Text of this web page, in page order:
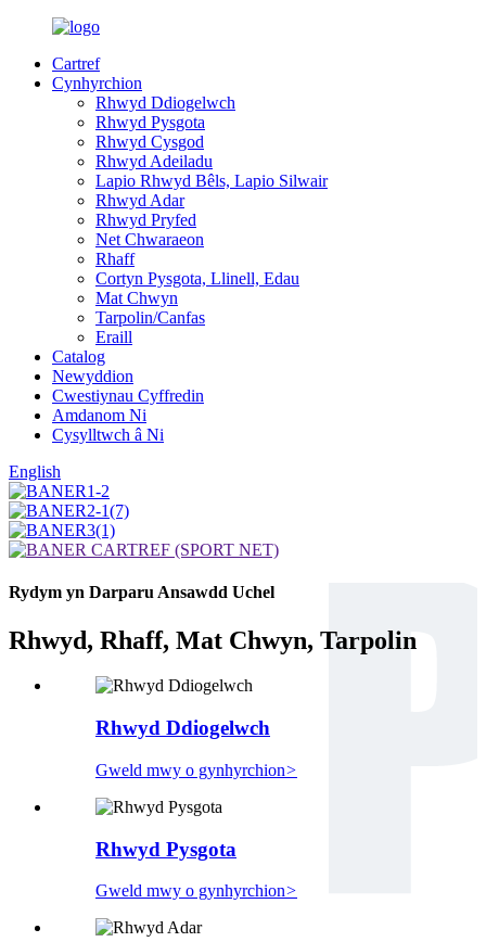
Cartref
Cynhyrchion
Rhwyd Ddiogelwch
Rhwyd ​​Pysgota
Rhwyd Cysgod
Rhwyd Adeiladu
Lapio Rhwyd ​​Bêls, Lapio Silwair
Rhwyd ​​Adar
Rhwyd ​​Pryfed
Net Chwaraeon
Rhaff
Cortyn Pysgota, Llinell, Edau
Mat Chwyn
Tarpolin/Canfas
Eraill
Catalog
Newyddion
Cwestiynau Cyffredin
Amdanom Ni
Cysylltwch â Ni
English
Rydym yn Darparu Ansawdd Uchel
Rhwyd, Rhaff, Mat Chwyn, Tarpolin
Rhwyd Ddiogelwch
Gweld mwy o gynhyrchion>
Rhwyd ​​Pysgota
Gweld mwy o gynhyrchion>